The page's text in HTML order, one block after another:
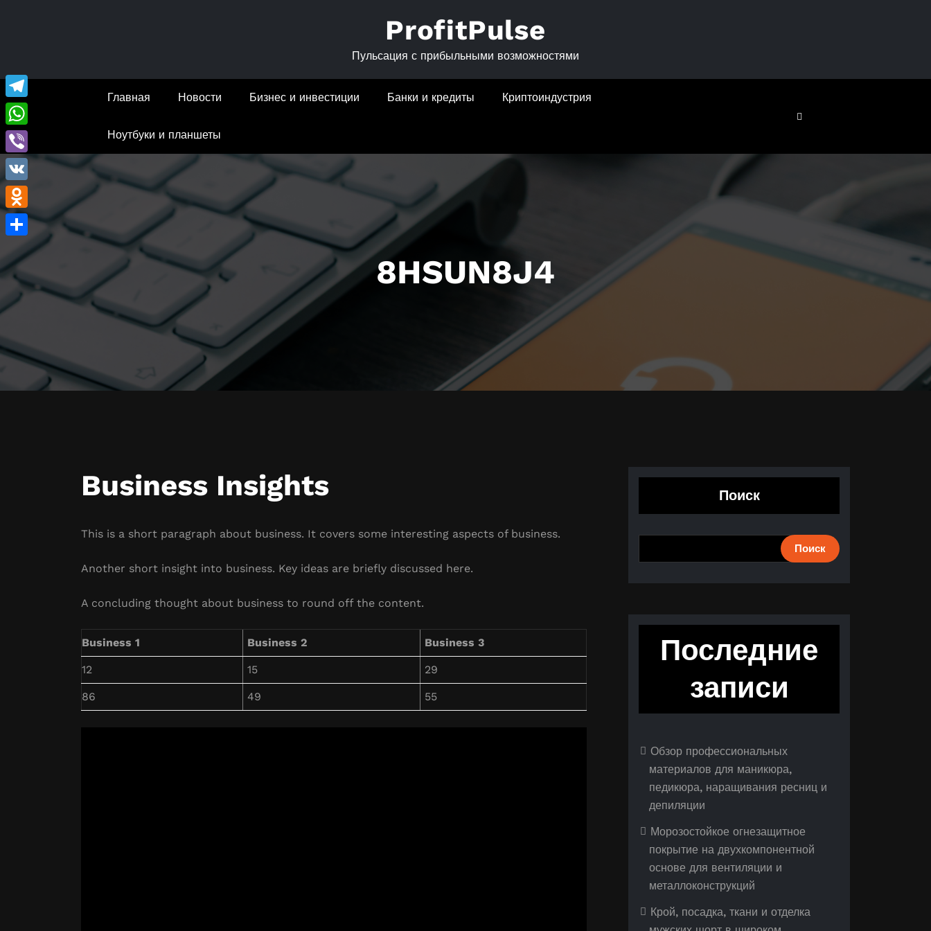
ProfitPulse
Пульсация с прибыльными возможностями
Главная Новости Бизнес и инвестиции Банки и кредиты Криптоиндустрия
Ноутбуки и планшеты
8HSUN8J4
Business Insights
This is a short paragraph about business. It covers some interesting aspects of business.
Another short insight into business. Key ideas are briefly discussed here.
A concluding thought about business to round off the content.
Business 1 Business 2 Business 3
12 15 29
86 49 55
Поиск
Поиск
Последние
записи
Обзор профессиональных
материалов для маникюра,
педикюра, наращивания ресниц и
депиляции
Морозостойкое огнезащитное
покрытие на двухкомпонентной
основе для вентиляции и
металлоконструкций
Крой, посадка, ткани и отделка
Telegram
WhatsApp
Viber
VK
Odnoklassniki
Отправить